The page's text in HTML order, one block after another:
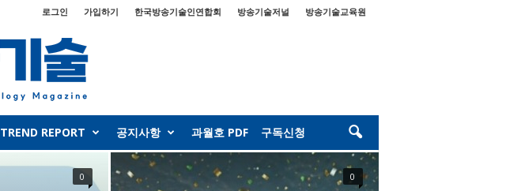
로그인 가입하기 한국방송기술인연합회 방송기술저널 방송기술교육원
TREND REPORT 공지사항 과월호 PDF 구독신청
0 0